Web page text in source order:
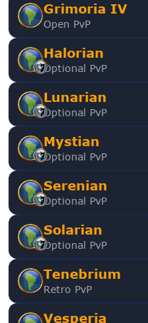
Grimoria IV
Open PvP
Halorian
Optional PvP
Lunarian
Optional PvP
Mystian
Optional PvP
Serenian
Optional PvP
Solarian
Optional PvP
Tenebrium
Retro PvP
Vesperia